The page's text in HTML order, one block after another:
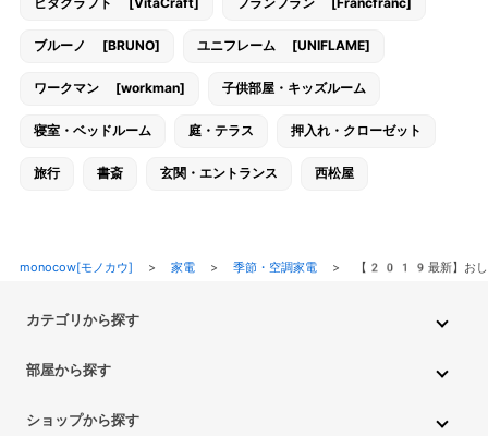
ビタクラフト [VitaCraft] フランフラン [Francfranc]
ブルーノ [BRUNO] ユニフレーム [UNIFLAME]
ワークマン [workman] 子供部屋・キッズルーム
寝室・ベッドルーム 庭・テラス 押入れ・クローゼット
旅行 書斎 玄関・エントランス 西松屋
monocow[モノカウ] > 家電> 季節・空調家電> 【2019最新】おし
カテゴリから探す
ペット用品 ベビー・キッズ
部屋から探す
ショップから探す